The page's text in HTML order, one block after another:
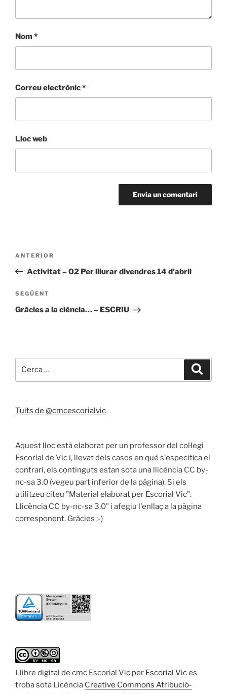
Nom*
Correu electrònic*
Lloc web
Navegació
Entrada
anterior
ANTERIOR
Activitat – 02 Per lliurar divendres 14 d’abril
Entrada
següent
SEGÜENT
Gràcies a la ciència… – ESCRIU
Cerca:
Tuits de @cmcescorialvic
Aquest lloc està elaborat per un professor del col·legi
Escorial de Vic i, llevat dels casos en què s'especifica el
contrari, els continguts estan sota una llicència CC by-
nc-sa 3.0 (vegeu part inferior de la pàgina). Si els
utilitzeu citeu "Material elaborat per Escorial Vic".
Llicència CC by-nc-sa 3.0" i afegiu l'enllaç a la pàgina
corresponent. Gràcies :-)
Llibre digital de cmc Escorial Vic per Escorial Vices
troba sota Licència Creative Commons Atribució-